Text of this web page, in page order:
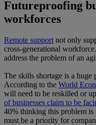
Futureproofing
workforces
Remote support not only
cross-generational
address the problem of an
The skills shortage is a
According to the World
will need to be reskilled or
of businesses claim to be
40% thinking this problem
must be a priority for